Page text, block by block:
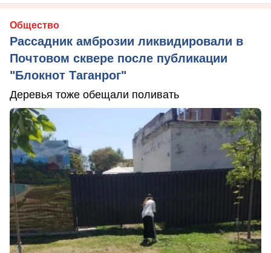
Общество
Рассадник амброзии ликвидировали в
Почтовом сквере после публикации
"Блокнот Таганрог"
Деревья тоже обещали поливать